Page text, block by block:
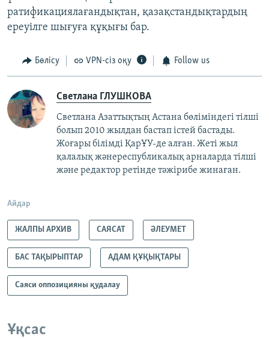
ратификациялағандықтан, қазақстандықтардың
ереуілге шығуға құқығы бар.
Бөлісу VPN-сіз оқу Follow us
Светлана ГЛУШКОВА
Светлана Азаттықтың Астана бөліміндегі тілші
болып 2010 жылдан бастап істей бастады.
Жоғары білімді ҚарҰУ-де алған. Жеті жыл
қалалық жәнереспубликалық арналарда тілші
және редактор ретінде тәжірибе жинаған.
Айдар
ЖАЛПЫ АРХИВ САЯСАТ ӘЛЕУМЕТ
БАС ТАҚЫРЫПТАР АДАМ ҚҰҚЫҚТАРЫ
Саяси оппозицияны қудалау
Ұқсас